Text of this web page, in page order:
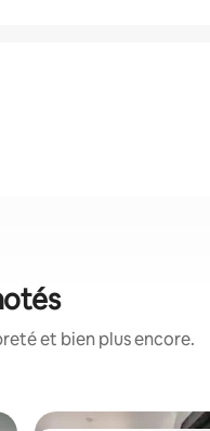
et bien plus encore.